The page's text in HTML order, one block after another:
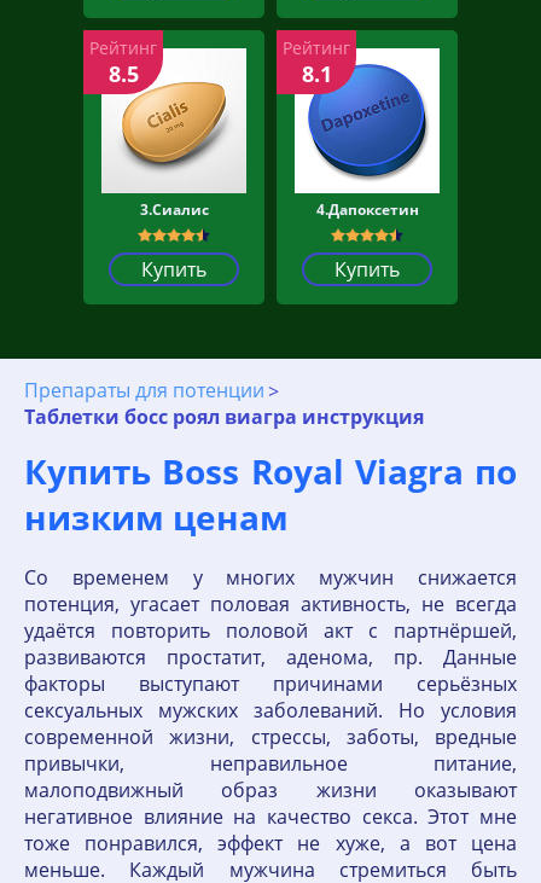
3.Сиалис
Купить
Рейтинг
8.5
4.Дапоксетин
Купить
Рейтинг
8.1
Препараты для потенции
Таблетки босс роял виагра инструкция
Купить Boss Royal Viagra по
низким ценам
Со временем у многих мужчин снижается
потенция, угасает половая активность, не всегда
удаётся повторить половой акт с партнёршей,
развиваются простатит, аденома, пр. Данные
факторы выступают причинами серьёзных
сексуальных мужских заболеваний. Но условия
современной жизни, стрессы, заботы, вредные
привычки, неправильное питание,
малоподвижный образ жизни оказывают
негативное влияние на качество секса. Этот мне
тоже понравился, эффект не хуже, а вот цена
меньше. Каждый мужчина стремиться быть